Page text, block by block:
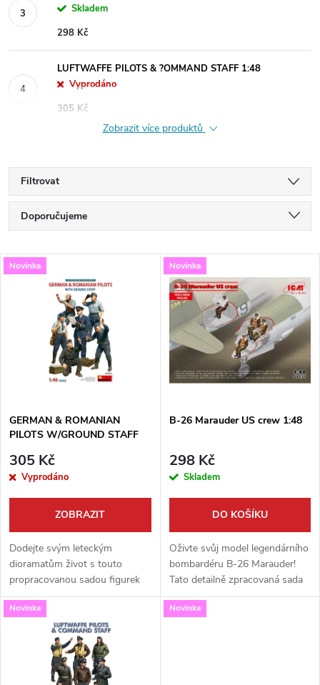
Skladem
298 Kč
LUFTWAFFE PILOTS & ?OMMAND STAFF 1:48
Vyprodáno
305 Kč
Zobrazit více produktů
Filtrovat
Ř
a
p
r
o
d
u
k
Doporučujeme
Nejdražší
Nejprodávanější
Abecedně
V
s
p
r
d
u
k
Novinka
GERMAN & ROMANIAN
PILOTS W/GROUND STAFF
305 Kč
Vyprodáno
ZOBRAZIT
Dodejte svým leteckým
dioramatům život s touto
propracovanou sadou figurek
od Miniart. Balení obsahuje
figurky německých a
rumunských pilotů spolu s
pozemním personálem v...
Novinka
B-26 Marauder US crew 1:48
298 Kč
Skladem
DO KOŠÍKU
Oživte svůj model legendárního
bombardéru B-26 Marauder!
Tato detailně zpracovaná sada
od ICM v měřítku 1:48 obsahuje
figurky americké posádky, které
Novinka Novinka